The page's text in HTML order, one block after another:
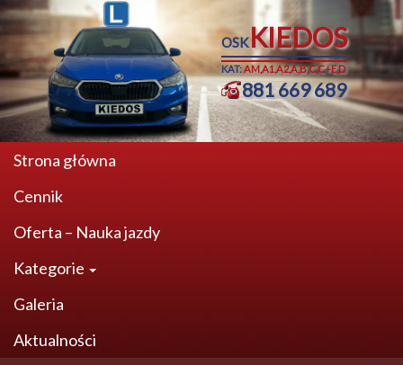
OSKKIEDOS
KAT:AM,A1,A2,A,B,C,C+E,D
881 669 689
Strona główna
Cennik
Oferta – Nauka jazdy
Kategorie
Galeria
Aktualności